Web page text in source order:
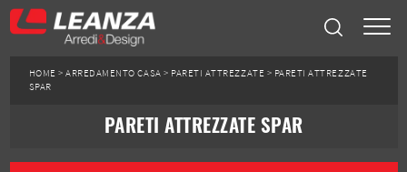
HOME >ARREDAMENTO CASA > PARETI ATTREZZATE > PARETI ATTREZZATE
SPAR
PARETI ATTREZZATE SPAR